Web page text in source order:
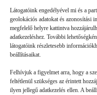
Látogatóink engedélyével mi és a
geolokációs adatokat és azonosítási
megfelelő helyre kattintva
adatkezeléshez. További
látogatóink részletesebb
beállításaikat.
Felhívjuk a figyelmet arra, hogy a
feltétlenül szükséges az érintett
ilyen jellegű adatkezelés ellen. A
Volt gyors
GYEREKSZEM
B. L. élményei: Ha valaki
akadt, a mókusok azonnal